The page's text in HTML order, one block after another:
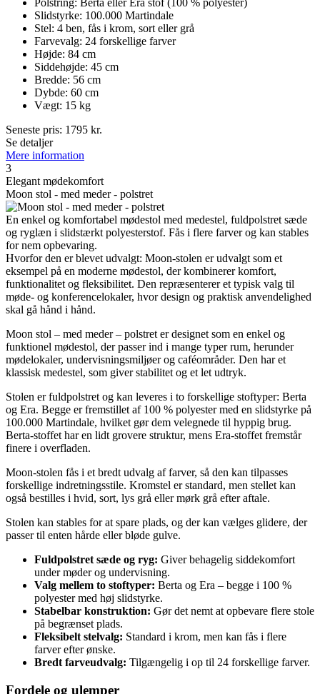
Polstring: Berta eller Era stof (100 % polyester)
Slidstyrke: 100.000 Martindale
Stel: 4 ben, fås i krom, sort eller grå
Farvevalg: 24 forskellige farver
Højde: 84 cm
Siddehøjde: 45 cm
Bredde: 56 cm
Dybde: 60 cm
Vægt: 15 kg
Seneste pris: 1795 kr.
Se detaljer
Mere information
3
Elegant mødekomfort
Moon stol - med meder - polstret
En enkel og komfortabel mødestol med medestel, fuldpolstret sæde
og ryglæn i slidstærkt polyesterstof. Fås i flere farver og kan stables
for nem opbevaring.
Hvorfor den er blevet udvalgt: Moon-stolen er udvalgt som et
eksempel på en moderne mødestol, der kombinerer komfort,
funktionalitet og fleksibilitet. Den repræsenterer et typisk valg til
møde- og konferencelokaler, hvor design og praktisk anvendelighed
skal gå hånd i hånd.
Moon stol – med meder – polstret er designet som en enkel og
funktionel mødestol, der passer ind i mange typer rum, herunder
mødelokaler, undervisningsmiljøer og caféområder. Den har et
klassisk medestel, som giver stabilitet og et let udtryk.
Stolen er fuldpolstret og kan leveres i to forskellige stoftyper: Berta
og Era. Begge er fremstillet af 100 % polyester med en slidstyrke på
100.000 Martindale, hvilket gør dem velegnede til hyppig brug.
Berta-stoffet har en lidt grovere struktur, mens Era-stoffet fremstår
finere i overfladen.
Moon-stolen fås i et bredt udvalg af farver, så den kan tilpasses
forskellige indretningsstile. Kromstel er standard, men stellet kan
også bestilles i hvid, sort, lys grå eller mørk grå efter aftale.
Stolen kan stables for at spare plads, og der kan vælges glidere, der
passer til enten hårde eller bløde gulve.
Fuldpolstret sæde og ryg: Giver behagelig siddekomfort
under møder og undervisning.
Valg mellem to stoftyper: Berta og Era – begge i 100 %
polyester med høj slidstyrke.
Stabelbar konstruktion: Gør det nemt at opbevare flere stole
på begrænset plads.
Fleksibelt stelvalg: Standard i krom, men kan fås i flere
farver efter ønske.
Bredt farveudvalg: Tilgængelig i op til 24 forskellige farver.
Fordele og ulemper